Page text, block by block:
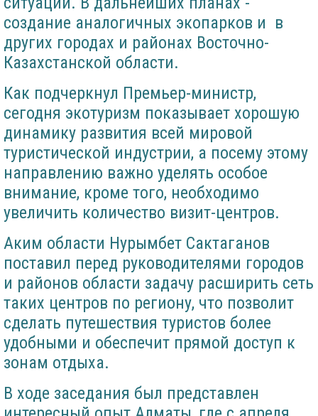
создание аналогичных экопарков и в
других городах и районах Восточно-
Казахстанской области.
Как подчеркнул Премьер-министр,
сегодня экотуризм показывает хорошую
динамику развития всей мировой
туристической индустрии, а посему этому
направлению важно уделять особое
внимание, кроме того, необходимо
увеличить количество визит-центров.
Аким области Нурымбет Сактаганов
поставил перед руководителями городов
и районов области задачу расширить сеть
таких центров по региону, что позволит
сделать путешествия туристов более
удобными и обеспечит прямой доступ к
зонам отдыха.
В ходе заседания был представлен